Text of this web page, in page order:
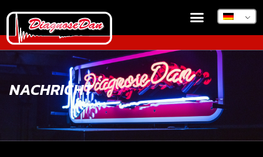
NACHRICHT